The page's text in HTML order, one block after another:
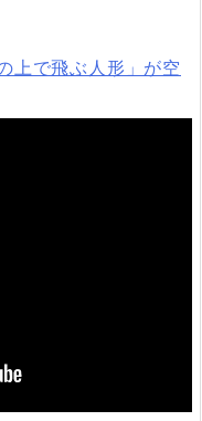
上で飛ぶ人形」が空